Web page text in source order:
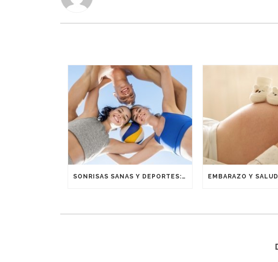
SONRISAS SANAS Y DEPORTES: UNA ALIANZA GANADORA